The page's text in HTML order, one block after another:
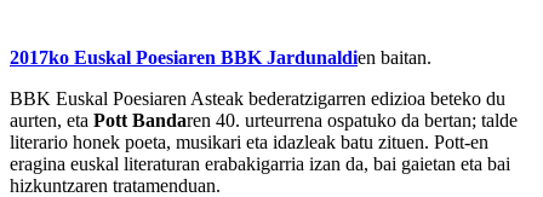
2017ko Euskal Poesiaren BBK Jardunaldien baitan.
BBK Euskal Poesiaren Asteak bederatzigarren edizioa beteko du
aurten, eta Pott Bandaren 40. urteurrena ospatuko da bertan; talde
literario honek poeta, musikari eta idazleak batu zituen. Pott-en
eragina euskal literaturan erabakigarria izan da, bai gaietan eta bai
hizkuntzaren tratamenduan.